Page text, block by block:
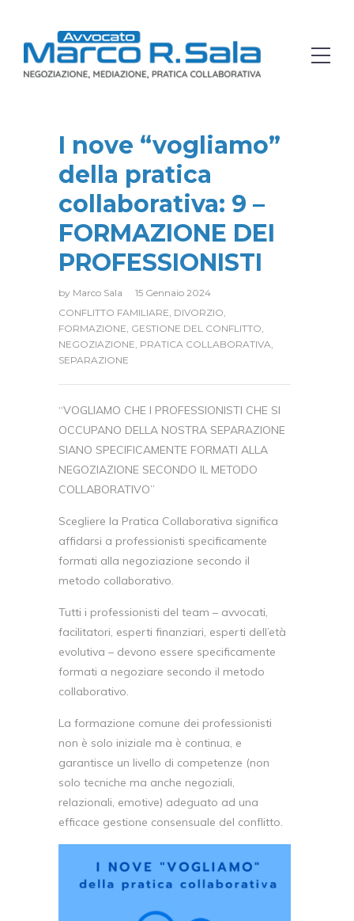
I nove “vogliamo”
della pratica
collaborativa: 9 –
FORMAZIONE DEI
PROFESSIONISTI
by Marco Sala
15 Gennaio 2024
CONFLITTO FAMILIARE, DIVORZIO,
FORMAZIONE, GESTIONE DEL CONFLITTO,
NEGOZIAZIONE, PRATICA COLLABORATIVA,
SEPARAZIONE
“VOGLIAMO CHE I PROFESSIONISTI CHE SI
OCCUPANO DELLA NOSTRA SEPARAZIONE
SIANO SPECIFICAMENTE FORMATI ALLA
NEGOZIAZIONE SECONDO IL METODO
COLLABORATIVO”
Scegliere la Pratica Collaborativa significa
affidarsi a professionisti specificamente
formati alla negoziazione secondo il
metodo collaborativo.
Tutti i professionisti del team – avvocati,
facilitatori, esperti finanziari, esperti dell’età
evolutiva – devono essere specificamente
formati a negoziare secondo il metodo
collaborativo.
La formazione comune dei professionisti
non è solo iniziale ma è continua, e
garantisce un livello di competenze (non
solo tecniche ma anche negoziali,
relazionali, emotive) adeguato ad una
efficace gestione consensuale del conflitto.